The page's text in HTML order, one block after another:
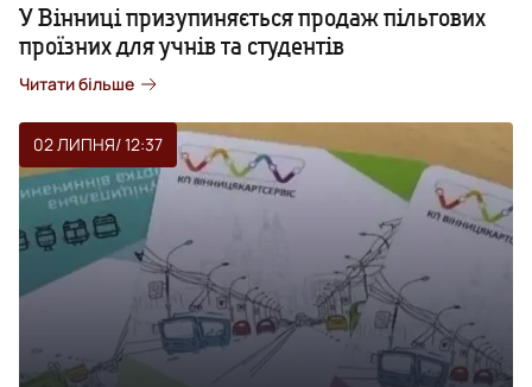
У Вінниці призупиняється продаж пільгових
проїзних для учнів та студентів
Читати більше
02 ЛИПНЯ/ 12:37